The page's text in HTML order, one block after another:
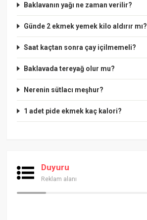
Baklavanın yağı ne zaman verilir?
Günde 2 ekmek yemek kilo aldırır mı?
Saat kaçtan sonra çay içilmemeli?
Baklavada tereyağ olur mu?
Nerenin sütlacı meşhur?
1 adet pide ekmek kaç kalori?
Duyuru
Reklam alanı